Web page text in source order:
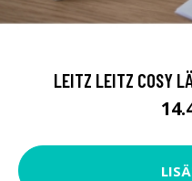
LEITZ LEITZ COSY